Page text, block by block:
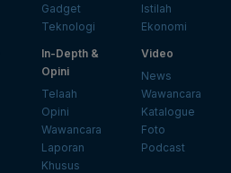
Gadget
Teknologi
Istilah
Ekonomi
In-Depth &
Opini
Telaah
Opini
Wawancara
Laporan
Khusus
Video
News
Wawancara
Katalogue
Foto
Podcast